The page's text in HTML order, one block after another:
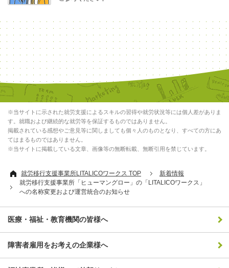
※当サイトに示された就労支援によるスキルの習得や就労状況等には個人差がありま
す。就職および継続的な就労等を保証するものではありません。
掲載されている感想やご意見等に関しましても個々人のものとなり、すべての方にあ
てはまるものではありません。
※当サイトに掲載している文章、画像等の無断転載、無断引用を禁じています。
就労移行支援事業所LITALICOワークス TOP
新着情報
就労移行支援事業所「ヒューマングロー」の「LITALICOワークス」
への名称変更および運営統合のお知らせ
医療・福祉・教育機関の皆様へ
障害者雇用をお考えの企業様へ